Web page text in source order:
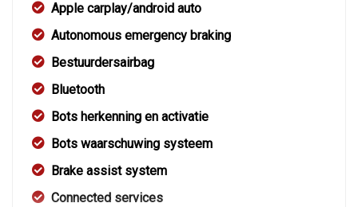
Apple carplay/android auto
Autonomous emergency braking
Bestuurdersairbag
Bluetooth
Bots herkenning en activatie
Bots waarschuwing systeem
Brake assist system
Connected services